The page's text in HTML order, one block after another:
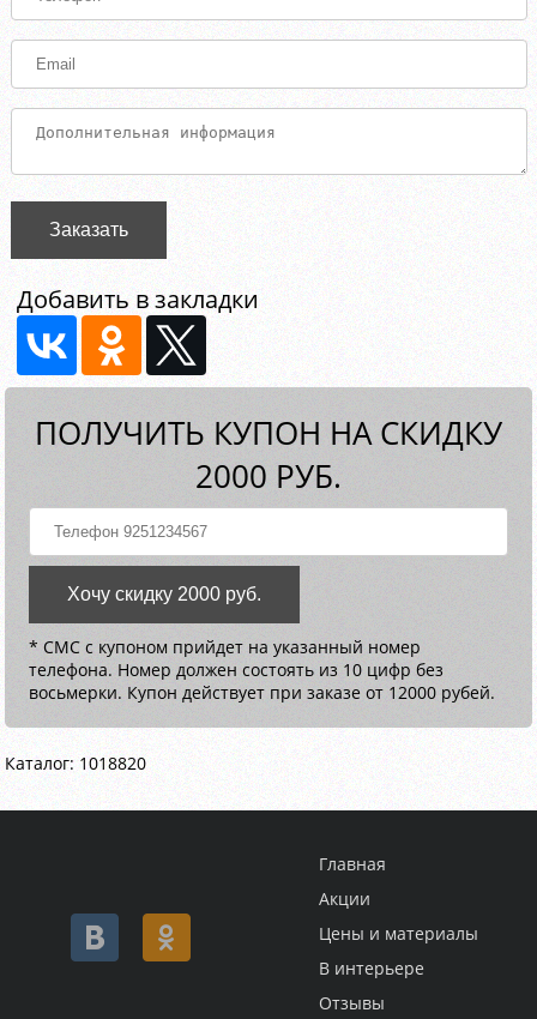
Заказать
Добавить в закладки
ПОЛУЧИТЬ КУПОН НА СКИДКУ
2000 РУБ.
Хочу скидку 2000 руб.
* СМС с купоном прийдет на указанный номер
телефона. Номер должен состоять из 10 цифр без
восьмерки. Купон действует при заказе от 12000 рубей.
Каталог: 1018820
Главная
Акции
Цены и материалы
В интерьере
Отзывы